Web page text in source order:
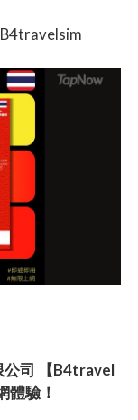
公司 【B4travel
體驗！